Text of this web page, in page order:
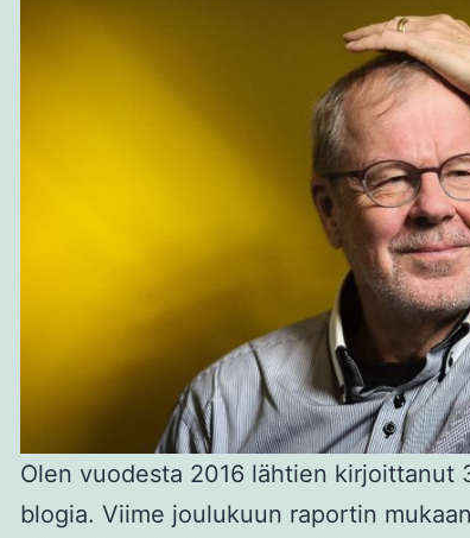
Olen vuodesta 2016 lähtien kirjoittanut
blogia. Viime joulukuun raportin